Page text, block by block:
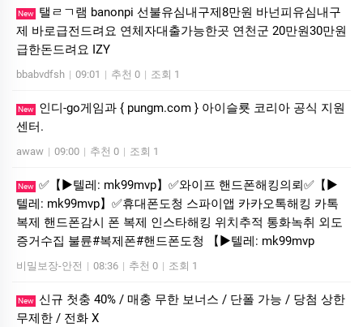
New
탤ㄹㄱ램 banonpi 선불유심내구제8만원 바넌피유심내구
제 바로급전드려요 연체자대출가능한곳 연천군 20만원30만원
급한돈드려요 IZY
bbabvdfsh | 09:01 | 추천 0 | 조회 1
New
인디-go게임과 { pungm.com } 아이슬룟 코리아 공식 지원
센터.
awaw | 09:00 | 추천 0 | 조회 1
New ✅【▶텔레: mk99mvp】✅와이프 핸드폰해킹의뢰✅【▶
텔레: mk99mvp】✅휴대폰도청 스파이앱 카카오톡해킹 카톡
복제 핸드폰감시 폰 복제 인스타해킹 위치추적 통화녹취 외도
증거수집 불륜#복제폰#핸드폰도청 【▶텔레: mk99mvp
비밀보장-안전 | 08:36 | 추천 0 | 조회 1
New
신규 첫충 40% / 매충 무한 보너스 / 단폴 가능 / 당첨 상한
무제한 / 전화 X